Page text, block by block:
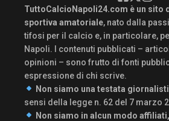
TuttoCalcioNapoli24.com è un sito
sportiva amatoriale, nato dalla
tifosi per il calcio e, in particolare,
Napoli. I contenuti pubblicati –
opinioni – sono frutto di fonti
espressione di chi scrive.
Non siamo una testata
sensi della legge n. 62 del 7 marzo
Non siamo in alcun modo